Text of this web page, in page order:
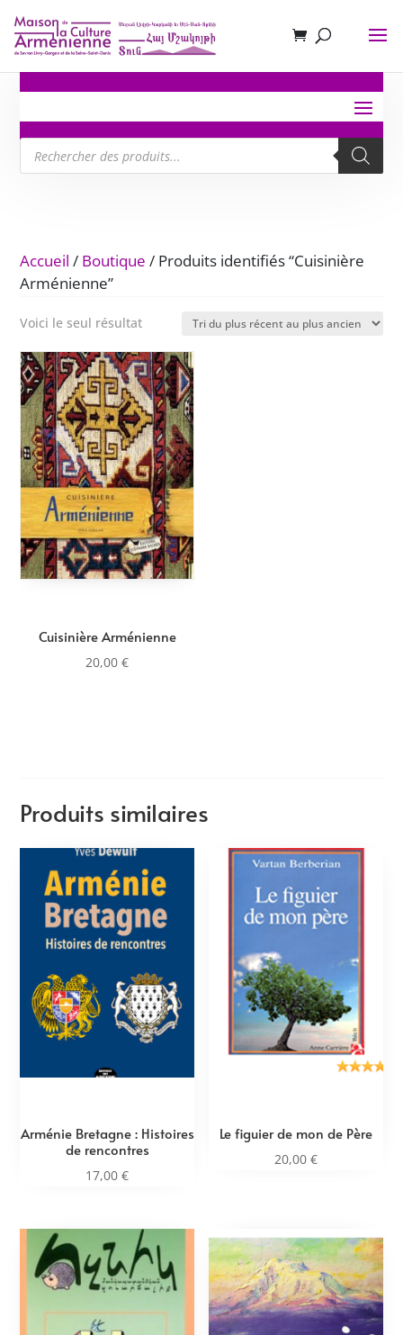
Recherche
de
produits
Accueil / Boutique / Produits identifiés “Cuisinière
Arménienne”
Voici le seul résultat
Cuisinière Arménienne
20,00€
Produits similaires
Arménie Bretagne : Histoires
de rencontres
17,00€
Le figuier de mon de Père
20,00 €